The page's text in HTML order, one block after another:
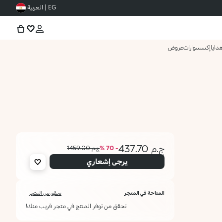
EG | العربية
إكسسواراتعروض
ج.م 437.70 - 70 % ج.م 1459.00
يرجى إشعاري
المتاحة في المتجر تحقق من المتجر
تحقق من توفر المنتج في متجر قريب منك!